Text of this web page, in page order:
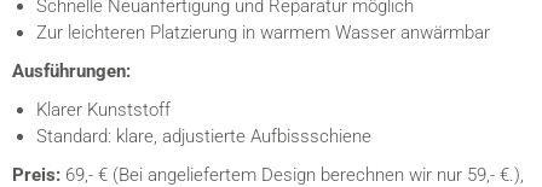
Schnelle Neuanfertigung und Reparatur möglich
Zur leichteren Platzierung in warmem Wasser anwärmbar
Ausführungen:
Klarer Kunststoff
Standard: klare, adjustierte Aufbissschiene
Preis: 69,- € (Bei angeliefertem Design berechnen wir nur 59,- €.),